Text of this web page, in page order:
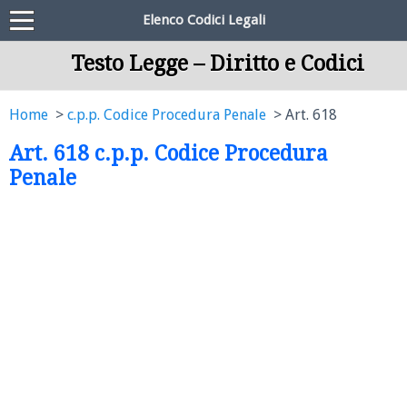
Elenco Codici Legali
Testo Legge – Diritto e Codici
Home c.p.p. Codice Procedura Penale Art. 618
Art. 618 c.p.p. Codice Procedura
Penale